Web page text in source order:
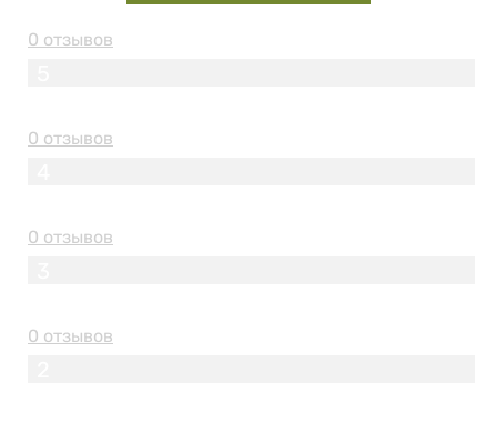
0 отзывов
0 отзывов
0 отзывов
0 отзывов